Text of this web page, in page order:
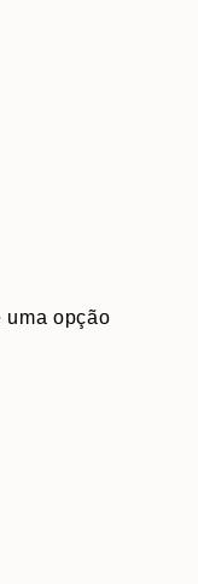
uma opção